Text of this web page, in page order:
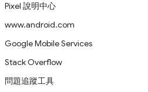
Pixel 說明中心
www.android.com
Google Mobile Services
Stack Overflow
問題追蹤工具